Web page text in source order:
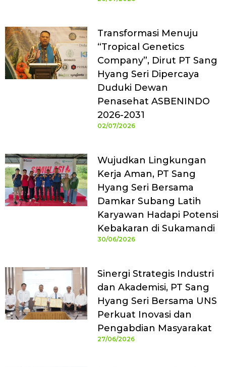
Transformasi Menuju
“Tropical Genetics
Company”, Dirut PT Sang
Hyang Seri Dipercaya
Duduki Dewan
Penasehat ASBENINDO
2026-2031
02/07/2026
Wujudkan Lingkungan
Kerja Aman, PT Sang
Hyang Seri Bersama
Damkar Subang Latih
Karyawan Hadapi Potensi
Kebakaran di Sukamandi
30/06/2026
Sinergi Strategis Industri
dan Akademisi, PT Sang
Hyang Seri Bersama UNS
Perkuat Inovasi dan
Pengabdian Masyarakat
27/06/2026